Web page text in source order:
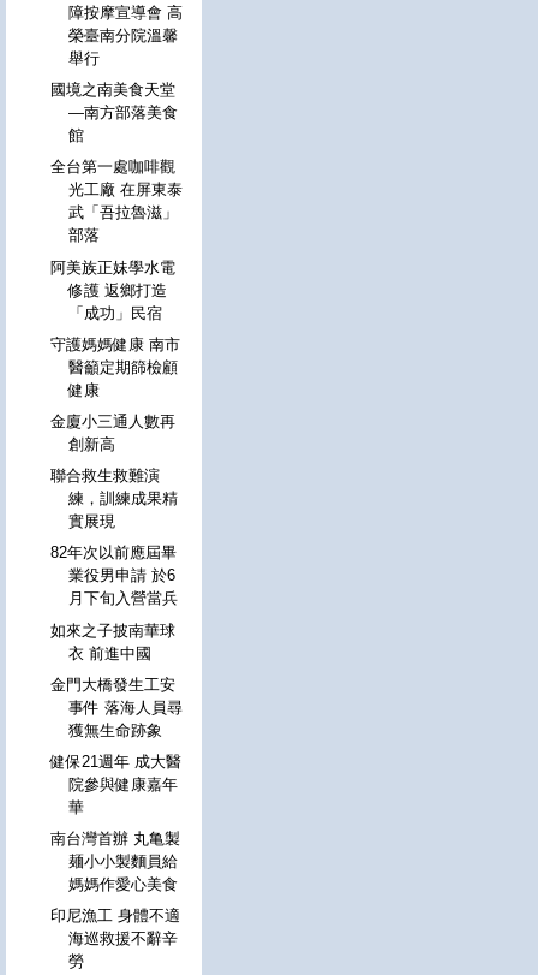
障按摩宣導會 高
榮臺南分院溫馨
舉行
國境之南美食天堂
—南方部落美食
館
全台第一處咖啡觀
光工廠 在屏東泰
武「吾拉魯滋」
部落
阿美族正妹學水電
修護 返鄉打造
「成功」民宿
守護媽媽健康 南市
醫籲定期篩檢顧
健康
金廈小三通人數再
創新高
聯合救生救難演
練，訓練成果精
實展現
82年次以前應屆畢
業役男申請 於6
月下旬入營當兵
如來之子披南華球
衣 前進中國
金門大橋發生工安
事件 落海人員尋
獲無生命跡象
健保21週年 成大醫
院參與健康嘉年
華
南台灣首辦 丸亀製
麺小小製麵員給
媽媽作愛心美食
印尼漁工 身體不適
海巡救援不辭辛
勞